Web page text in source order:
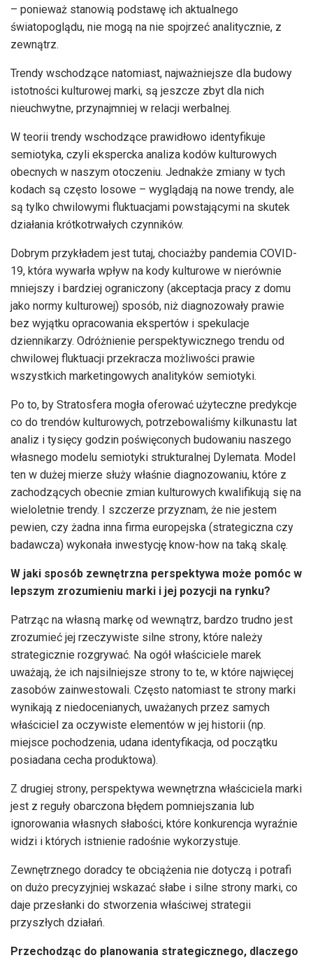
– ponieważ stanowią podstawę ich aktualnego
światopoglądu, nie mogą na nie spojrzeć analitycznie, z
zewnątrz.
Trendy wschodzące natomiast, najważniejsze dla budowy
istotności kulturowej marki, są jeszcze zbyt dla nich
nieuchwytne, przynajmniej w relacji werbalnej.
W teorii trendy wschodzące prawidłowo identyfikuje
semiotyka, czyli ekspercka analiza kodów kulturowych
obecnych w naszym otoczeniu. Jednakże zmiany w tych
kodach są często losowe – wyglądają na nowe trendy, ale
są tylko chwilowymi fluktuacjami powstającymi na skutek
działania krótkotrwałych czynników.
Dobrym przykładem jest tutaj, chociażby pandemia COVID-
19, która wywarła wpływ na kody kulturowe w nierównie
mniejszy i bardziej ograniczony (akceptacja pracy z domu
jako normy kulturowej) sposób, niż diagnozowały prawie
bez wyjątku opracowania ekspertów i spekulacje
dziennikarzy. Odróżnienie perspektywicznego trendu od
chwilowej fluktuacji przekracza możliwości prawie
wszystkich marketingowych analityków semiotyki.
Po to, by Stratosfera mogła oferować użyteczne predykcje
co do trendów kulturowych, potrzebowaliśmy kilkunastu lat
analiz i tysięcy godzin poświęconych budowaniu naszego
własnego modelu semiotyki strukturalnej Dylemata. Model
ten w dużej mierze służy właśnie diagnozowaniu, które z
zachodzących obecnie zmian kulturowych kwalifikują się na
wieloletnie trendy. I szczerze przyznam, że nie jestem
pewien, czy żadna inna firma europejska (strategiczna czy
badawcza) wykonała inwestycję know-how na taką skalę.
W jaki sposób zewnętrzna perspektywa może pomóc w
lepszym zrozumieniu marki i jej pozycji na rynku?
Patrząc na własną markę od wewnątrz, bardzo trudno jest
zrozumieć jej rzeczywiste silne strony, które należy
strategicznie rozgrywać. Na ogół właściciele marek
uważają, że ich najsilniejsze strony to te, w które najwięcej
zasobów zainwestowali. Często natomiast te strony marki
wynikają z niedocenianych, uważanych przez samych
właściciel za oczywiste elementów w jej historii (np.
miejsce pochodzenia, udana identyfikacja, od początku
posiadana cecha produktowa).
Z drugiej strony, perspektywa wewnętrzna właściciela marki
jest z reguły obarczona błędem pomniejszania lub
ignorowania własnych słabości, które konkurencja wyraźnie
widzi i których istnienie radośnie wykorzystuje.
Zewnętrznego doradcy te obciążenia nie dotyczą i potrafi
on dużo precyzyjniej wskazać słabe i silne strony marki, co
daje przesłanki do stworzenia właściwej strategii
przyszłych działań.
Przechodząc do planowania strategicznego, dlaczego